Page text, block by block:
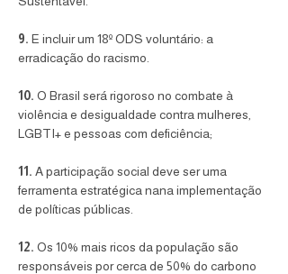
9. E incluir um 18º ODS voluntário: a
erradicação do racismo.
10. O Brasil será rigoroso no combate à
violência e desigualdade contra mulheres,
LGBTI+ e pessoas com deficiência;
11. A participação social deve ser uma
ferramenta estratégica nana implementação
de políticas públicas.
12. Os 10% mais ricos da população são
responsáveis por cerca de 50% do carbono